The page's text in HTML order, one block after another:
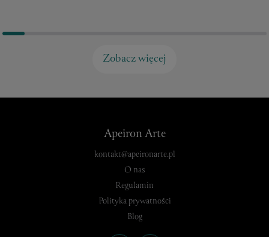
Zobacz więcej
Apeiron Arte
kontakt@apeironarte.pl
O nas
Regulamin
Polityka prywatności
Blog